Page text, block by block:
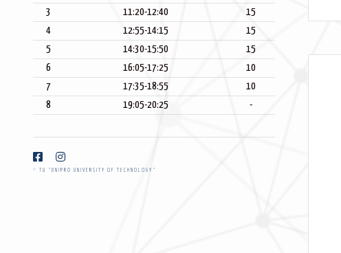
3
11:20-12:40
15
4
12:55-14:15
15
5
14:30-15:50
15
6
16:05-17:25
10
7
17:35-18:55
10
8
19:05-20:25 -
© TU "DNIPRO UNIVERSITY OF TECHNOLOGY"